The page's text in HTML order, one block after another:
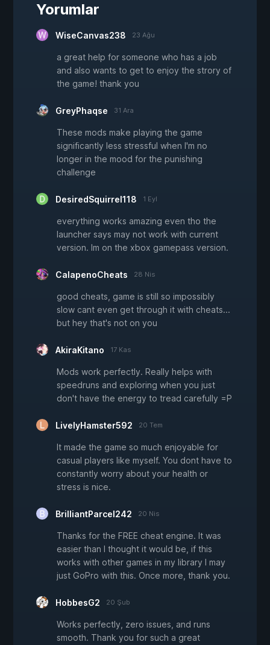
Yorumlar
WiseCanvas238 23 Ağu
a great help for someone who has a job
and also wants to get to enjoy the strory of
the game! thank you
GreyPhaqse 31 Ara
These mods make playing the game
significantly less stressful when I'm no
longer in the mood for the punishing
challenge
DesiredSquirrel118 1 Eyl
everything works amazing even tho the
launcher says may not work with current
version. Im on the xbox gamepass version.
CalapenoCheats 28 Nis
good cheats, game is still so impossibly
slow cant even get through it with cheats...
but hey that's not on you
AkiraKitano 17 Kas
Mods work perfectly. Really helps with
speedruns and exploring when you just
don't have the energy to tread carefully =P
LivelyHamster592 20 Tem
It made the game so much enjoyable for
casual players like myself. You dont have to
constantly worry about your health or
stress is nice.
BrilliantParcel242 20 Nis
Thanks for the FREE cheat engine. It was
easier than I thought it would be, if this
works with other games in my library I may
just GoPro with this. Once more, thank you.
HobbesG2 20 Şub
Works perfectly, zero issues, and runs
smooth. Thank you for such a great